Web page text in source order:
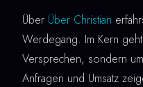
Über Über Christian
Werdegang. Im Kern
Versprechen, sondern
Anfragen und Umsatz